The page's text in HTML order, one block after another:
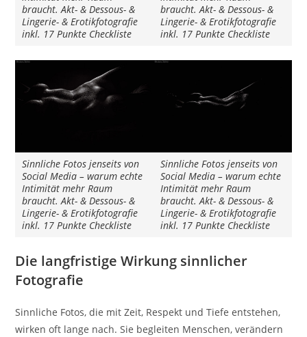
braucht. Akt- & Dessous- &
Lingerie- & Erotikfotografie
inkl. 17 Punkte Checkliste
braucht. Akt- & Dessous- &
Lingerie- & Erotikfotografie
inkl. 17 Punkte Checkliste
Sinnliche Fotos jenseits von
Social Media – warum echte
Intimität mehr Raum
braucht. Akt- & Dessous- &
Lingerie- & Erotikfotografie
inkl. 17 Punkte Checkliste
Sinnliche Fotos jenseits von
Social Media – warum echte
Intimität mehr Raum
braucht. Akt- & Dessous- &
Lingerie- & Erotikfotografie
inkl. 17 Punkte Checkliste
Die langfristige Wirkung sinnlicher
Fotografie
Sinnliche Fotos, die mit Zeit, Respekt und Tiefe entstehen,
wirken oft lange nach. Sie begleiten Menschen, verändern